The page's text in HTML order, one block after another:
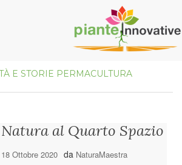
E STORIE PERMACULTURA
al Quarto Spazio
18 Ottobre 2020 da NaturaMaestra